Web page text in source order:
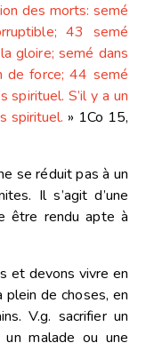
des morts: semé
43 semé
gloire; semé dans
de force; 44 semé
spirituel. S’il y a un
spirituel. » 1Co 15,
se réduit pas à un
Il s’agit d’une
être rendu apte à
et devons vivre en
plein de choses, en
V.g. sacrifier un
malade ou une